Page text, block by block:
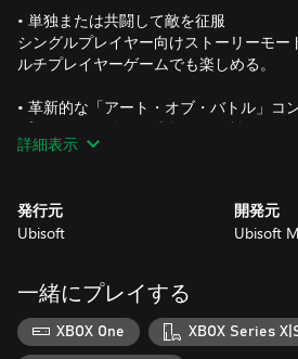
• 単独または共闘して敵を征服
シングルプレイヤー向けストーリーモー
ルチプレイヤーゲームでも楽しめる。
• 革新的な「アート・オブ・バトル」コ
プレイヤーが全てを掌握できる戦闘シス
撃一つ一つの手ごたえまでが伝わってく
詳細表示
発行元
Ubisoft
開発元
Ubisoft
一緒にプレイする
XBOX One XBOX Series